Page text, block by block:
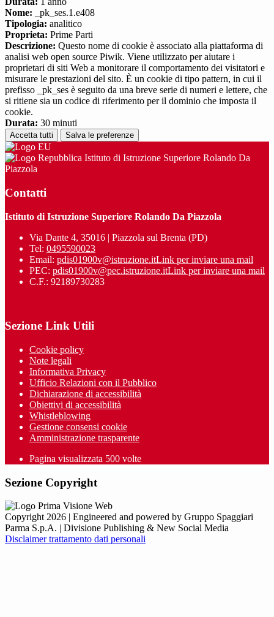
Nome: _pk_ses.1.e408
Tipologia: analitico
Proprieta: Prime Parti
Descrizione: Questo nome di cookie è associato alla piattaforma di
analisi web open source Piwik. Viene utilizzato per aiutare i
proprietari di siti Web a monitorare il comportamento dei visitatori e
misurare le prestazioni del sito. È un cookie di tipo pattern, in cui il
prefisso _pk_ses è seguito da una breve serie di numeri e lettere, che
si ritiene sia un codice di riferimento per il dominio che imposta il
cookie.
Durata: 30 minuti
Accetta tutti Salva le preferenze
Istituto di Istruzione Superiore Rolando Da
Piazzola
Contatti
Istituto di Istruzione Superiore Rolando Da Piazzola
Via Dante 4, 35016 | Piazzola sul Brenta (PD)
Tel: 0495590023
Email: pdis01900v@istruzione.itLink per inviare una mail
PEC: pdis01900v@pec.istruzione.itLink per inviare una mail
C.F.: 92189730283
Sezione Link Utili
Cookie policy
Note legali
Informativa Privacy
Ufficio Relazioni con il Pubblico
Dichiarazione di accessibilità
Obiettivi di accessibilità
Whistleblowing
Gestione consensi cookie
Amministrazione trasparente
Pagina visualizzata 500 volte
Sezione Copyright
Copyright 2026 | Engineered and powered by Gruppo Spaggiari
Parma S.p.A. | Divisione Publishing & New Social Media
Disclaimer trattamento dati personali